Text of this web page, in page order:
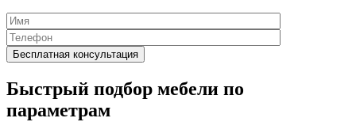
Быстрый подбор мебели по
параметрам